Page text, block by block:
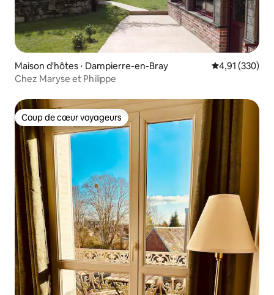
Maison d'hôtes ⋅ Dampierre-en-Bray Évaluation
4,91 (330)
Chez Maryse et Philippe
Coup de cœur voyageurs
Coup de cœur voyageurs